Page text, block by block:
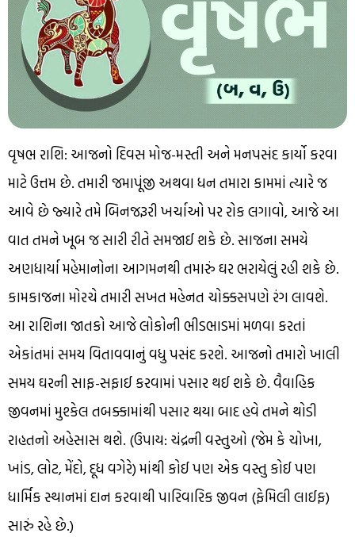
વૃષભ રાશિ: આજનો દિવસ મોજ-મસ્તી અને મનપસંદ કાર્યો કરવા
માટે ઉત્તમ છે. તમારી જમાપૂંજી અથવા ધન તમારા કામમાં ત્યારે જ
આવે છે જ્યારે તમે બિનજરૂરી ખર્ચાઓ પર રોક લગાવો, આજે આ
વાત તમને ખૂબ જ સારી રીતે સમજાઈ શકે છે. સાજના સમયે
અણધાર્યા મહેમાનોના આગમનથી તમારું ઘર ભરાયેલું રહી શકે છે.
કામકાજના મોરચે તમારી સખત મહેનત ચોક્કસપણે રંગ લાવશે.
આ રાશિના જાતકો આજે લોકોની ભીડભાડમાં મળવા કરતાં
એકાંતમાં સમય વિતાવવાનું વધુ પસંદ કરશે. આજનો તમારો ખાલી
સમય ઘરની સાફ-સફાઈ કરવામાં પસાર થઈ શકે છે. વૈવાહિક
જીવનમાં મુશ્કેલ તબક્કામાંથી પસાર થયા બાદ હવે તમને થોડી
રાહતનો અહેસાસ થશે. (ઉપાય: ચંદ્રની વસ્તુઓ (જેમ કે ચોખા,
ખાંડ, લોટ, મેંદો, દૂધ વગેરે) માંથી કોઈ પણ એક વસ્તુ કોઈ પણ
ધાર્મિક સ્થાનમાં દાન કરવાથી પારિવારિક જીવન (ફેમિલી લાઈફ)
સારું રહે છે.)